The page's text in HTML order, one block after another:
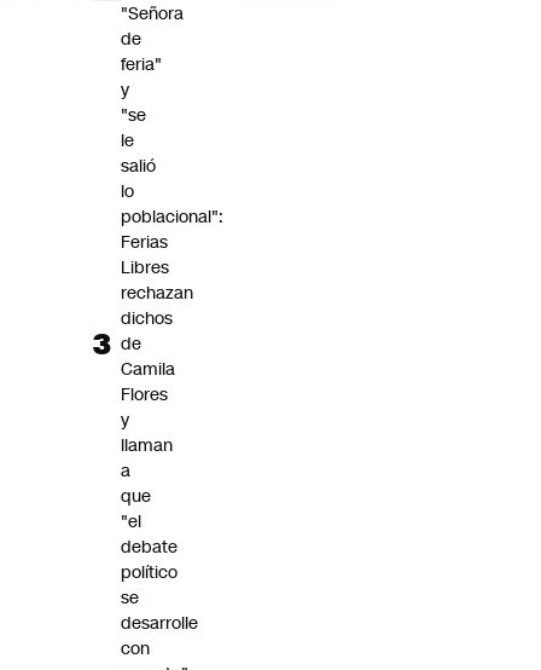
"Señora
de
feria"
y
"se
le
salió
lo
poblacional":
Ferias
Libres
rechazan
dichos
de
Camila
Flores
y
llaman
a
que
"el
debate
político
se
desarrolle
con